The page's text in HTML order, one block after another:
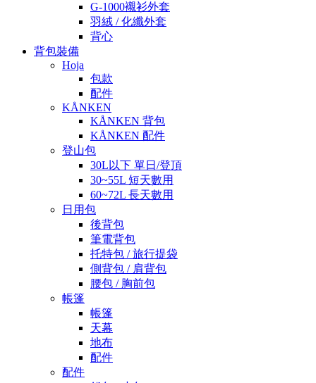
G-1000襯衫外套
羽絨 / 化纖外套
背心
背包裝備
Hoja
包款
配件
KÅNKEN
KÅNKEN 背包
KÅNKEN 配件
登山包
30L以下 單日/登頂
30~55L 短天數用
60~72L 長天數用
日用包
後背包
筆電背包
托特包 / 旅行提袋
側背包 / 肩背包
腰包 / 胸前包
帳篷
帳篷
天幕
地布
配件
配件